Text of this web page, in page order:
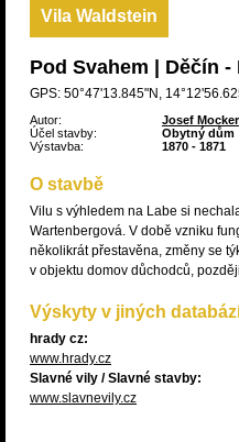
Vila Waldstein
Pod Svahem | Děčín -
GPS: 50°47'13.845"N,
Autor:
Josef Mocker
Účel stavby:
Obytný dům
Výstavba:
1870 - 1871
O stavbě
Vilu s výhledem na Labe si
Wartenbergová. V době vzniku
několikrát přestavěna, změny se
v objektu domov důchodců,
Výskyty v jiných
hrady cz:
www.hrady.cz
Slavné vily / Slavné stavby:
www.slavnevily.cz